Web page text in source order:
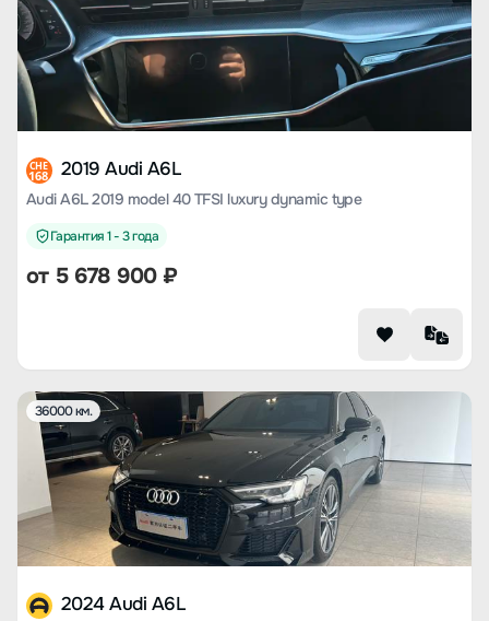
CHE
168 2019 Audi A6L
Audi A6L 2019 model 40 TFSI luxury dynamic type
Гарантия 1 - 3 года
от 5 678 900₽
36000 км.
2024 Audi A6L